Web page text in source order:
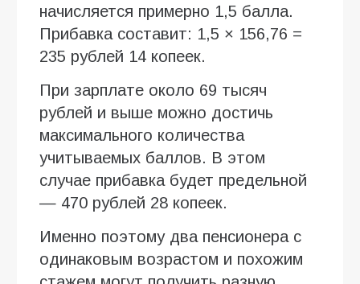
начисляется примерно 1,5 балла.
Прибавка составит: 1,5 × 156,76 =
235 рублей 14 копеек.
При зарплате около 69 тысяч
рублей и выше можно достичь
максимального количества
учитываемых баллов. В этом
случае прибавка будет предельной
— 470 рублей 28 копеек.
Именно поэтому два пенсионера с
одинаковым возрастом и похожим